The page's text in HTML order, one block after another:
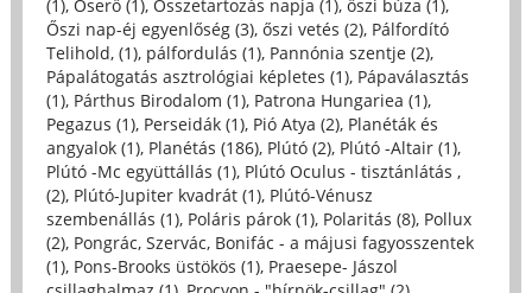
(1), Őserő (1), Összetartozás napja (1), őszi búza (1),
Őszi nap-éj egyenlőség (3), őszi vetés (2), Pálfordító
Telihold, (1), pálfordulás (1), Pannónia szentje (2),
Pápalátogatás asztrológiai képletes (1), Pápaválasztás
(1), Párthus Birodalom (1), Patrona Hungariea (1),
Pegazus (1), Perseidák (1), Pió Atya (2), Planéták és
angyalok (1), Planétás (186), Plútó (2), Plútó -Altair (1),
Plútó -Mc együttállás (1), Plútó Oculus - tisztánlátás ,
(2), Plútó-Jupiter kvadrát (1), Plútó-Vénusz
szembenállás (1), Poláris párok (1), Polaritás (8), Pollux
(2), Pongrác, Szervác, Bonifác - a májusi fagyosszentek
(1), Pons-Brooks üstökös (1), Praesepe- Jászol